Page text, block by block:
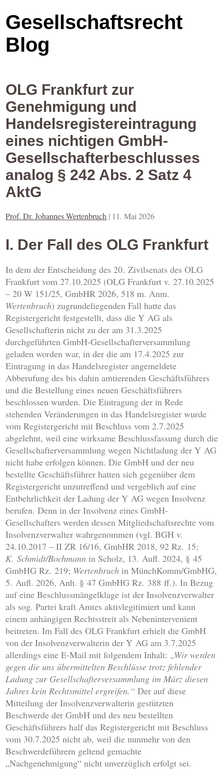
Gesellschaftsrecht
Blog
OLG Frankfurt zur
Genehmigung und
Handelsregistereintragung
eines nichtigen GmbH-
Gesellschafterbeschlusses
analog § 242 Abs. 2 Satz 4
AktG
Prof. Dr. Johannes Wertenbruch | 11. Mai 2026
I. Der Fall des OLG Frankfurt
In dem der Entscheidung des 20. Zivilsenats des OLG
Frankfurt vom 27.10.2025 (OLG Frankfurt v. 27.10.2025
– 20 W 151/25, GmbHR 2026, 518 m. Anm.
Wertenbruch) zugrundeliegenden Fall hatte das
Registergericht festgestellt, dass die Y AG als
Gesellschafterin nicht zu der am 31.3.2025
durchgeführten GmbH-Gesellschafterversammlung
geladen worden war, in der die am 17.4.2025 zur
Eintragung in das Handelsregister angemeldete
Abberufung des bis dahin amtierenden Geschäftsführers
und die Bestellung eines neuen Geschäftsführers
beschlossen wurden. Die Eintragung der in Rede
stehenden Veränderungen in das Handelsregister wurde
vom Registergericht mit Beschluss vom 2.7.2025
abgelehnt, weil eine wirksame Beschlussfassung durch die
Gesellschafterversammlung wegen Nichtladung der Y AG
nicht habe erfolgen können. Die GmbH und der neu
bestellte Geschäftsführer hatten sich gegenüber dem
Registergericht unzutreffend und vergeblich auf eine
Entbehrlichkeit der Ladung der Y AG wegen Insolvenz
berufen. Denn in der Insolvenz eines GmbH-
Gesellschafters werden dessen Mitgliedschaftsrechte vom
Insolvenzverwalter wahrgenommen (vgl. BGH v.
24.10.2017 – II ZR 16/16, GmbHR 2018, 92 Rz. 15;
K. Schmidt/Bochmann in Scholz, 13. Aufl. 2024, § 45
GmbHG Rz. 219; Wertenbruch in MünchKomm/GmbHG,
5. Aufl. 2026, Anh. § 47 GmbHG Rz. 388 ff.). In Bezug
auf eine Beschlussmängelklage ist der Insolvenzverwalter
als sog. Partei kraft Amtes aktivlegitimiert und kann
einem anhängigen Rechtsstreit als Nebenintervenient
beitreten. Im Fall des OLG Frankfurt erhielt die GmbH
von der Insolvenzverwalterin der Y AG am 3.7.2025
allerdings eine E-Mail mit folgendem Inhalt: „Wir werden
gegen die uns übermittelten Beschlüsse trotz fehlender
Ladung zur Gesellschafterversammlung im März diesen
Jahres kein Rechtsmittel ergreifen.“ Der auf diese
Mitteilung der Insolvenzverwalterin gestützten
Beschwerde der GmbH und des neu bestellten
Geschäftsführers half das Registergericht mit Beschluss
vom 30.7.2025 nicht ab, weil die nunmehr von den
Beschwerdeführern geltend gemachte
„Nachgenehmigung“ nicht unverzüglich erfolgt sei.